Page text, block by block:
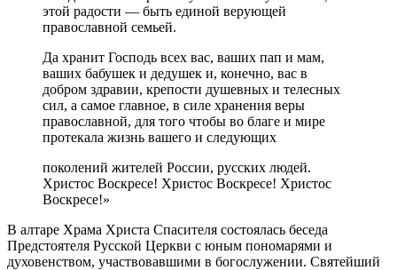
этой радости — быть единой верующей
православной семьей.
Да хранит Господь всех вас, ваших пап и мам,
ваших бабушек и дедушек и, конечно, вас в
добром здравии, крепости душевных и телесных
сил, а самое главное, в силе хранения веры
православной, для того чтобы во благе и мире
протекала жизнь вашего и следующих
поколений жителей России, русских людей.
Христос Воскресе! Христос Воскресе! Христос
Воскресе!»
В алтаре Храма Христа Спасителя состоялась беседа
Предстоятеля Русской Церкви с юным пономарями и
духовенством, участвовавшими в богослужении. Святейший